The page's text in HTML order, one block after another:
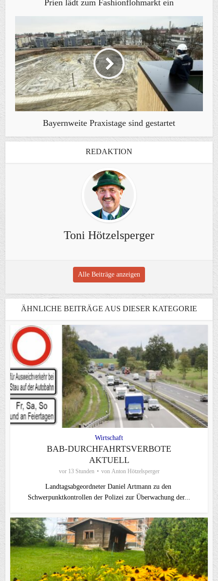
Prien lädt zum Fashionflohmarkt ein
Bayernweite Praxistage sind gestartet
REDAKTION
Toni Hötzelsperger
Alle Beiträge anzeigen
ÄHNLICHE BEITRÄGE AUS DIESER KATEGORIE
Wirtschaft
BAB-DURCHFAHRTSVERBOTE
AKTUELL
vor 13 Stunden von Anton Hötzelsperger
Landtagsabgeordneter Daniel Artmann zu den
Schwerpunktkontrollen der Polizei zur Überwachung der...